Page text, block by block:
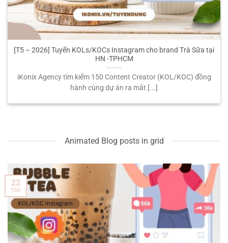
[T5 – 2026] Tuyển KOLs/KOCs Instagram cho brand Trà Sữa tại
HN -TPHCM
iKonix Agency tìm kiếm 150 Content Creator (KOL/KOC) đồng
hành cùng dự án ra mắt [...]
Animated Blog posts in grid
22
Th5